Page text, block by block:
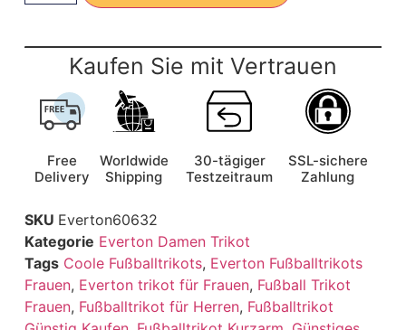
Kaufen Sie mit Vertrauen
Free
Delivery
Worldwide
Shipping
30-tägiger
Testzeitraum
SSL-sichere
Zahlung
SKU Everton60632
Kategorie Everton Damen Trikot
Tags Coole Fußballtrikots, Everton Fußballtrikots
Frauen, Everton trikot für Frauen, Fußball Trikot
Frauen, Fußballtrikot für Herren, Fußballtrikot